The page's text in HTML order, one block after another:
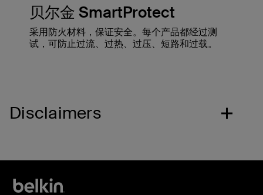
贝尔金 SmartProtect
采用防火材料，保证安全。每个产品都经过测
试，可防止过流、过热、过压、短路和过载。
Disclaimers